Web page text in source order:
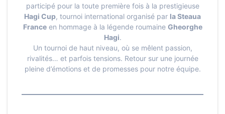
participé pour la toute première fois à la prestigieuse
Hagi Cup, tournoi international organisé par la Steaua
Franceen hommage à la légende roumaine Gheorghe
Hagi.
Un tournoi de haut niveau, où se mêlent passion,
rivalités… et parfois tensions. Retour sur une journée
pleine d’émotions et de promesses pour notre équipe.